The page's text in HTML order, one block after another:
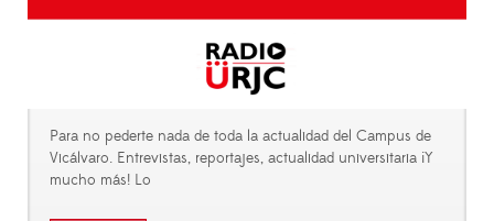
Para no pederte nada de toda la actualidad del Campus de
Vicálvaro. Entrevistas, reportajes, actualidad universitaria ¡Y
mucho más! Lo